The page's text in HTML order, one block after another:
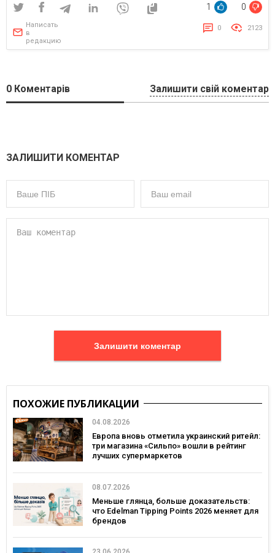
1 0
Написать
в
редакцию
0 2123
0 Коментарів Залишити свій коментар
ЗАЛИШИТИ КОМЕНТАР
Залишити коментар
ПОХОЖИЕ ПУБЛИКАЦИИ
04.08.2026
Европа вновь отметила украинский ритейл:
три магазина «Сильпо» вошли в рейтинг
лучших супермаркетов
08.07.2026
Меньше глянца, больше доказательств:
что Edelman Tipping Points 2026 меняет для
брендов